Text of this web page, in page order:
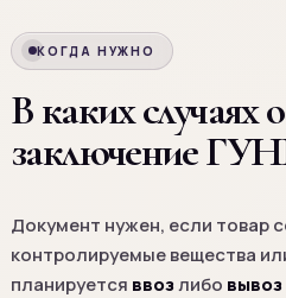
КОГДА НУЖНО
В каких
заключение
Документ нужен, если товар
контролируемые вещества
планируется ввозлибо вывоз